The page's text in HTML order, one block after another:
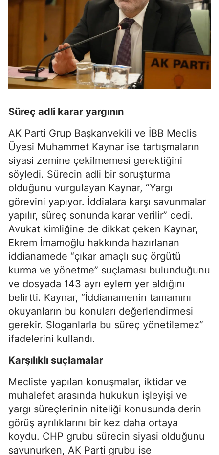
Süreç adli karar yargının
AK Parti Grup Başkanvekili ve İBB Meclis
Üyesi Muhammet Kaynar ise tartışmaların
siyasi zemine çekilmemesi gerektiğini
söyledi. Sürecin adli bir soruşturma
olduğunu vurgulayan Kaynar, “Yargı
görevini yapıyor. İddialara karşı savunmalar
yapılır, süreç sonunda karar verilir” dedi.
Avukat kimliğine de dikkat çeken Kaynar,
Ekrem İmamoğlu hakkında hazırlanan
iddianamede “çıkar amaçlı suç örgütü
kurma ve yönetme” suçlaması bulunduğunu
ve dosyada 143 ayrı eylem yer aldığını
belirtti. Kaynar, “İddianamenin tamamını
okuyanların bu konuları değerlendirmesi
gerekir. Sloganlarla bu süreç yönetilemez”
ifadelerini kullandı.
Karşılıklı suçlamalar
Mecliste yapılan konuşmalar, iktidar ve
muhalefet arasında hukukun işleyişi ve
yargı süreçlerinin niteliği konusunda derin
görüş ayrılıklarını bir kez daha ortaya
koydu. CHP grubu sürecin siyasi olduğunu
savunurken, AK Parti grubu ise